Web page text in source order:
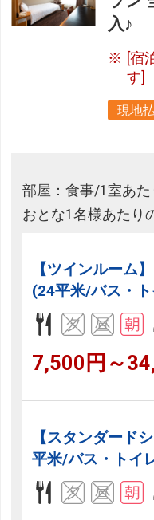
入♪
[宿
す]
現地
部屋：食事/1室あた
おとな1名様あたり
【ツインルーム
(24平米/バス・
7,500円～
【スタンダード
平米/バス・トイ